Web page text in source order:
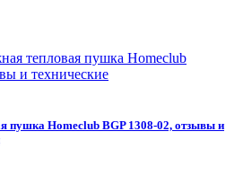
пушка Homeclub BGP 1308-02, отзывы и